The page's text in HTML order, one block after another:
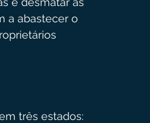
a abastecer o
três estados: